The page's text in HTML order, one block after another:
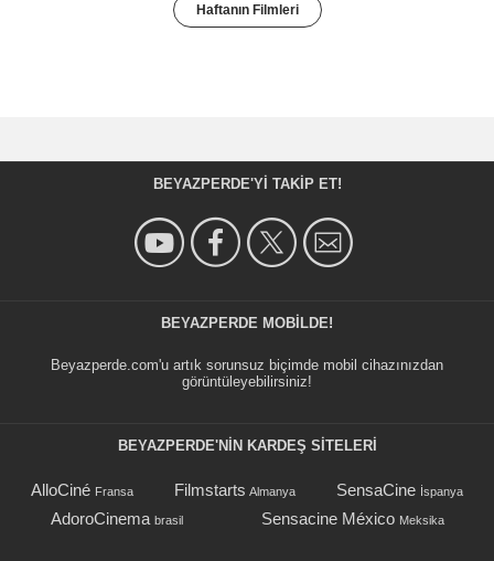
Haftanın Filmleri
BEYAZPERDE'YI TAKIP ET!
BEYAZPERDE MOBILDE!
Beyazperde.com'u artık sorunsuz biçimde mobil cihazınızdan
görüntüleyebilirsiniz!
BEYAZPERDE'NIN KARDEŞ SİTELERİ
AlloCiné Fransa Filmstarts Almanya SensaCine İspanya
AdoroCinema brasil Sensacine México Meksika